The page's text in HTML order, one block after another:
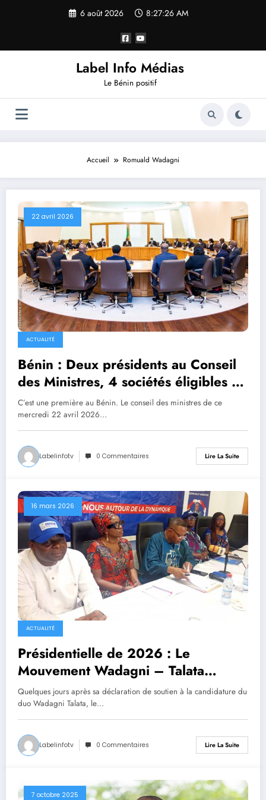
6 août 2026 8:27:27 AM
Label Info Médias
Le Bénin positif
Accueil Romuald Wadagni
22 avril 2026
ACTUALITÉ
Bénin : Deux présidents au Conseil
des Ministres, 4 sociétés éligibles à
l’agrément au code des
investissements
C’est une première au Bénin. Le conseil des ministres de ce
mercredi 22 avril 2026…
Labelinfotv 0 Commentaires Lire La Suite
16 mars 2026
ACTUALITÉ
Présidentielle de 2026 : Le
Mouvement Wadagni – Talata
(MWT 2026) du Professeur
TOLEBA rejoint officiellement la
FEROW
Quelques jours après sa déclaration de soutien à la candidature du
duo Wadagni Talata, le…
Labelinfotv 0 Commentaires Lire La Suite
7 octobre 2025